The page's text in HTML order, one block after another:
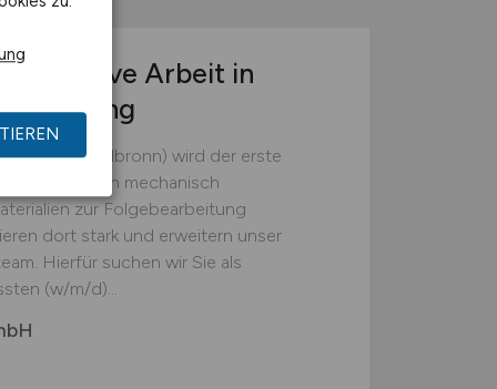
operative Arbeit in
Heilbronn) wird der erste
die Batterien mechanisch
zur Folgebearbeitung
dort stark und erweitern unser
Hierfür suchen wir Sie als
(w/m/d)...